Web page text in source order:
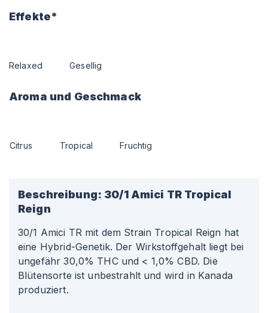
Effekte*
Relaxed Gesellig
Aroma und Geschmack
Citrus Tropical Fruchtig
Beschreibung: 30/1 Amici TR Tropical
Reign
30/1 Amici TR mit dem Strain Tropical Reign hat
eine Hybrid-Genetik. Der Wirkstoffgehalt liegt bei
ungefähr 30,0% THC und < 1,0% CBD. Die
Blütensorte ist unbestrahlt und wird in Kanada
produziert.